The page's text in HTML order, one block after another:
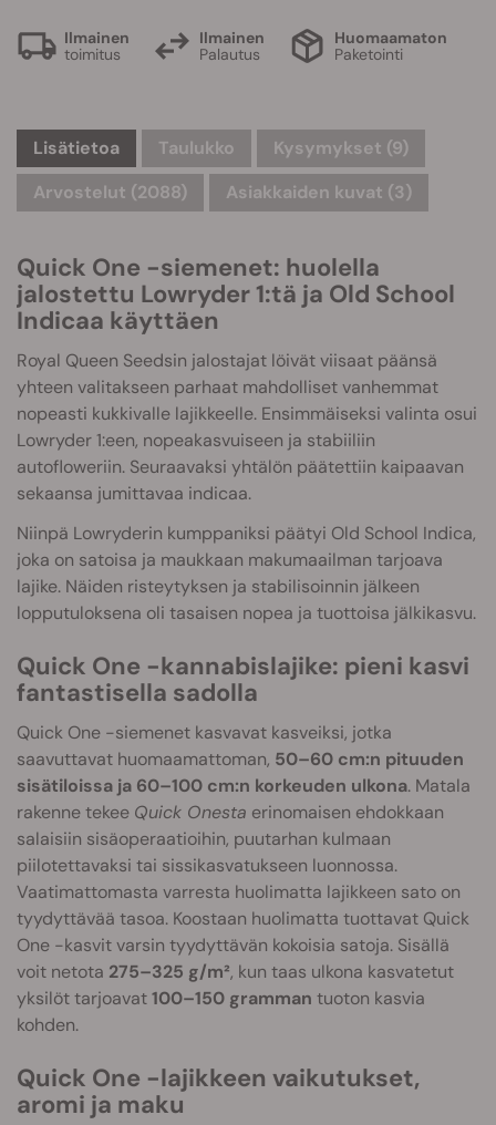
Ilmainen
toimitus
Ilmainen
Palautus
Huomaamaton
Paketointi
Lisätietoa Taulukko Kysymykset (9)
Arvostelut (2088)
Asiakkaiden kuvat (3)
Quick One -siemenet: huolella
jalostettu Lowryder 1:tä ja Old School
Indicaa käyttäen
Royal Queen Seedsin jalostajat löivät viisaat päänsä
yhteen valitakseen parhaat mahdolliset vanhemmat
nopeasti kukkivalle lajikkeelle. Ensimmäiseksi valinta osui
Lowryder 1:een, nopeakasvuiseen ja stabiiliin
autofloweriin. Seuraavaksi yhtälön päätettiin kaipaavan
sekaansa jumittavaa indicaa.
Niinpä Lowryderin kumppaniksi päätyi Old School Indica,
joka on satoisa ja maukkaan makumaailman tarjoava
lajike. Näiden risteytyksen ja stabilisoinnin jälkeen
lopputuloksena oli tasaisen nopea ja tuottoisa jälkikasvu.
Quick One -kannabislajike: pieni kasvi
fantastisella sadolla
Quick One -siemenet kasvavat kasveiksi, jotka
saavuttavat huomaamattoman, 50–60 cm:n pituuden
sisätiloissa ja 60–100 cm:n korkeuden ulkona. Matala
rakenne tekee Quick Onesta erinomaisen ehdokkaan
salaisiin sisäoperaatioihin, puutarhan kulmaan
piilotettavaksi tai sissikasvatukseen luonnossa.
Vaatimattomasta varresta huolimatta lajikkeen sato on
tyydyttävää tasoa. Koostaan huolimatta tuottavat Quick
One -kasvit varsin tyydyttävän kokoisia satoja. Sisällä
voit netota 275–325 g/m², kun taas ulkona kasvatetut
yksilöt tarjoavat100–150 gramman tuoton kasvia
kohden.
Quick One -lajikkeen vaikutukset,
aromi ja maku